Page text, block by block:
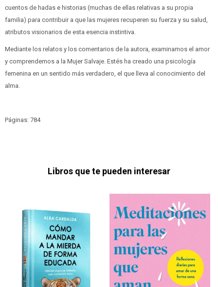
cuentos de hadas e historias (muchas de ellas relativas a su propia
familia) para contribuir a que las mujeres recuperen su fuerza y su salud,
atributos visionarios de esta esencia instintiva.
Mediante los relatos y los comentarios de la autora, examinamos el amor
y comprendemos a la Mujer Salvaje. Estés ha creado una psicología
femenina en un sentido más verdadero, el que lleva al conocimiento del
alma.
Páginas: 784
Libros que te pueden interesar